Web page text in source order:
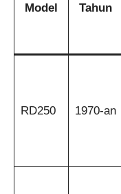
Model Tahun
RD250 1970-an